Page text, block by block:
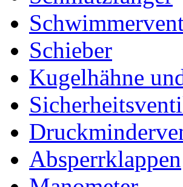
Schieber
Kugelhähne
Absperrklappen